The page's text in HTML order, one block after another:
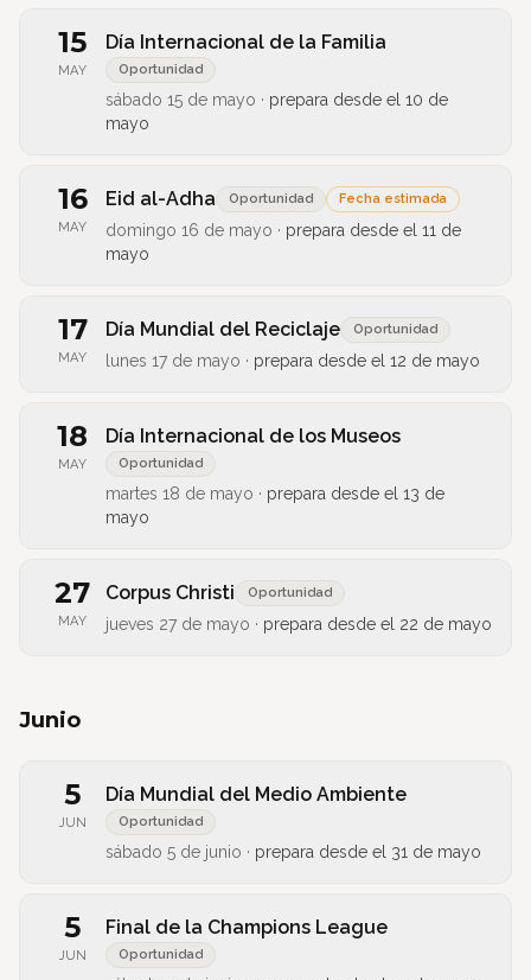
15
MAY
Día Internacional de la Familia
Oportunidad
sábado 15 de mayo · prepara desde el 10 de
mayo
16
MAY
Eid al-Adha Oportunidad Fecha estimada
domingo 16 de mayo · prepara desde el 11 de
mayo
17
MAY
Día Mundial del Reciclaje Oportunidad
lunes 17 de mayo · prepara desde el 12 de mayo
18
MAY
Día Internacional de los Museos
Oportunidad
martes 18 de mayo · prepara desde el 13 de
mayo
27
MAY
Corpus Christi Oportunidad
jueves 27 de mayo · prepara desde el 22 de mayo
Junio
5
JUN
Día Mundial del Medio Ambiente
Oportunidad
sábado 5 de junio · prepara desde el 31 de mayo
5
JUN
Final de la Champions League
Oportunidad